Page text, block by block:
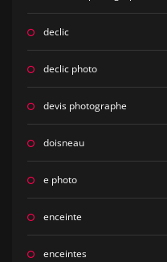
declic
declic photo
devis photographe
doisneau
e photo
enceinte
enceintes